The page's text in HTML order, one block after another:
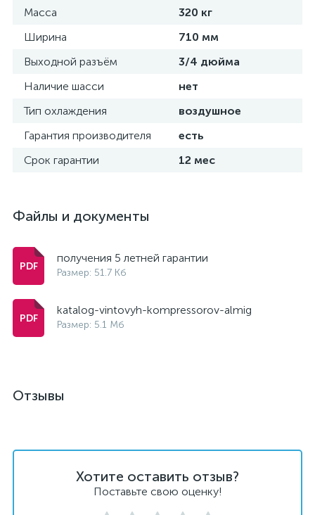
Масса
320 кг
Ширина
710 мм
Выходной разъём
3/4 дюйма
Наличие шасси
нет
Тип охлаждения
воздушное
Гарантия производителя
есть
Срок гарантии
12 мес
Файлы и документы
получения 5 летней гарантии
Размер: 51.7 Кб
katalog-vintovyh-kompressorov-almig
Размер: 5.1 Мб
Отзывы
Хотите оставить отзыв?
Поставьте свою оценку!